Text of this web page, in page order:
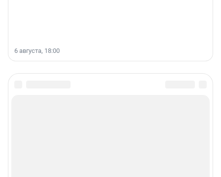
6 августа, 18:00